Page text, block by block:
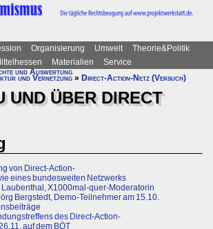
Organisierung Umwelt
Theorie&Politik
Materialien
Service
und Auswertung
und Vernetzung » Direct-Action-Netz (Versuch)
UND ÜBER DIRECT
von Direct-Action-
eines bundesweiten Netzwerks
Laubenthal, X1000mal-quer-Moderatorin
Bergstedt, Demo-Teilnehmer am 15.10.
des Direct-Action-
auf dem BÖT